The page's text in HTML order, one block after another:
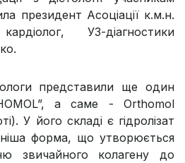
президент Асоціації к.м.н.
УЗ-діагностики
представили ще один
а саме - Orthomol
У його складі є гідролізат
форма, що утворюється
звичайного колагену до